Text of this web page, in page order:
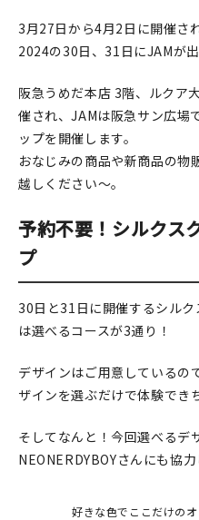
はんこ
台湾グッズ
在庫限り
おすすめ特集
読みもの
イベント・ワークショップ
ギャラリー
おしらせ
3月27日から4月2日に開催さ
2024の30日、31日にJAMが出
阪急うめだ本店 3階、ルクア
催され、JAMは阪急サン広場
ップを開催します。
おなじみの商品や新商品の物
越しください～。
予約不要！シルクス
プ
30日と31日に開催するシル
は選べるコースが3通り！
デザインはご用意しているの
ザインを選ぶだけで体験でき
そしてなんと！今回選べるデ
NEONERDYBOYさんにも協
好きな色でここだけの